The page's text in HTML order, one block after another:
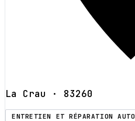
La Crau · 83260
ENTRETIEN ET RÉPARATION AUTO